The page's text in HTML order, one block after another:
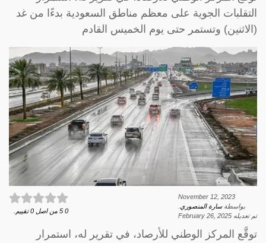
التقلبات الجوية على معظم مناطق السعودية بدءًا من غد
(الاثنين) وتستمر حتى يوم الخميس القادم
November 12, 2023
بواسطةسارة المنصوري
تم تعديله February 26, 2025
0
5 من اصل 0 تقييم.
توقَّع المركز الوطني للأرصاد، في تقرير له، استمرار